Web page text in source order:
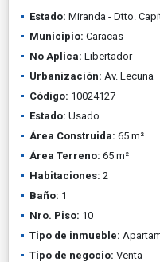
Estado: Miranda - Dtto.
Municipio: Caracas
No Aplica: Libertador
Urbanización: Av. Lecuna
Código: 10024127
Estado: Usado
Área Construida: 65 m²
Área Terreno: 65 m²
Habitaciones: 2
Baño: 1
Nro. Piso: 10
Tipo de inmueble:
Tipo de negocio: Venta